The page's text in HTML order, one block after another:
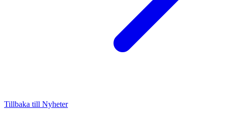
Tillbaka till Nyheter